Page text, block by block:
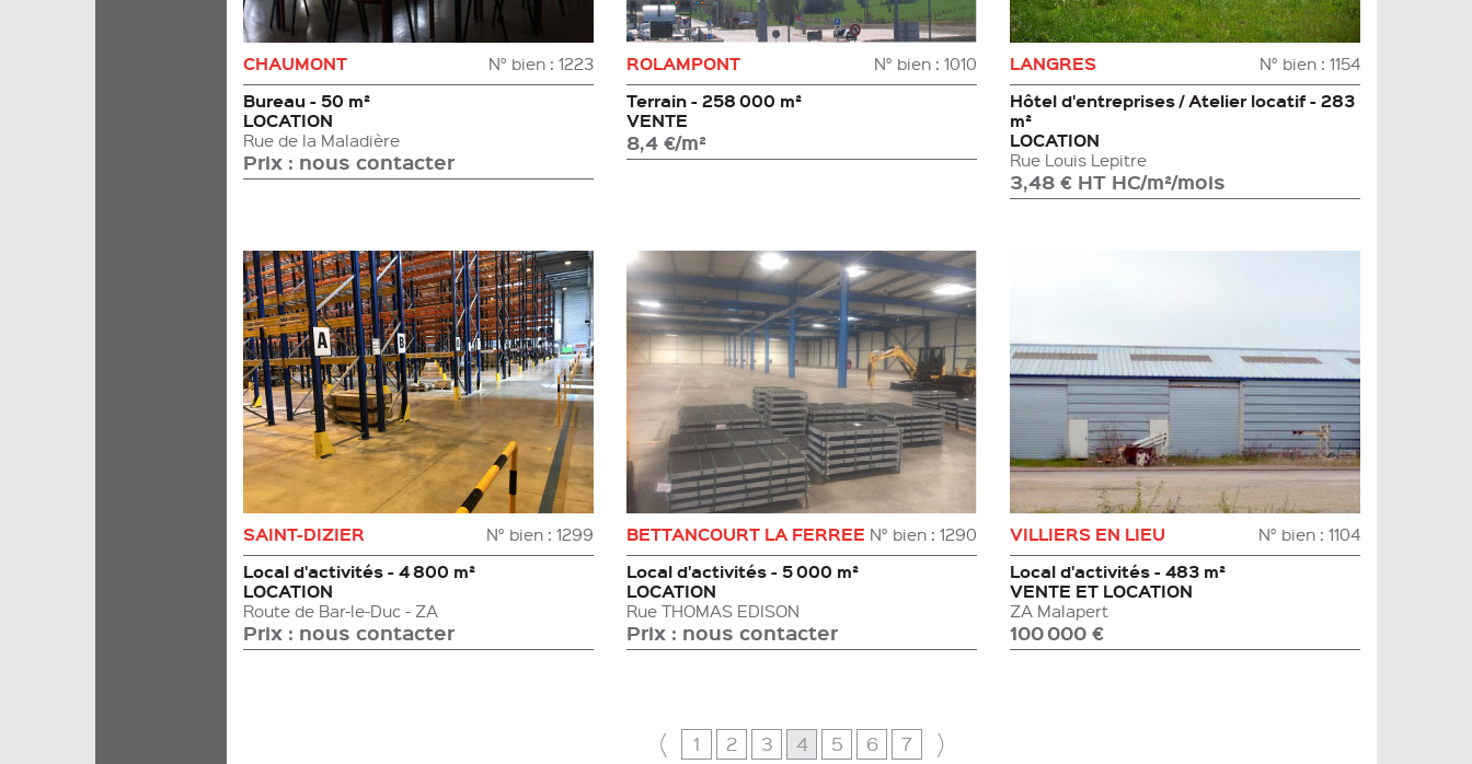
CHAUMONT N° bien : 1223
Bureau - 50 m²
LOCATION
rue de la Maladière
Prix : nous contacter
ROLAMPONT N° bien : 1010
Terrain - 258 000 m²
VENTE
8,4 €/m²
LANGRES N° bien : 1154
Hôtel d'entreprises / Atelier locatif - 283
m²
LOCATION
rue Louis Lepitre
3,48 € HT HC/m²/mois
SAINT-DIZIER N° bien : 1299
Local d'activités - 4 800 m²
LOCATION
route de Bar-le-Duc - ZA
Prix : nous contacter
BETTANCOURT LA FERREE N° bien : 1290
Local d'activités - 5 000 m²
LOCATION
rue THOMAS EDISON
Prix : nous contacter
VILLIERS EN LIEU N° bien : 1104
Local d'activités - 483 m²
VENTE ET LOCATION
ZA Malapert
100 000 €
1 2 3 4 5 6 7